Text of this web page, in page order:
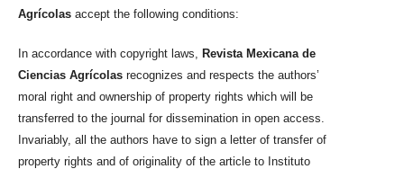
Agrícolas accept the following conditions:
In accordance with copyright laws,
Revista Mexicana de
Ciencias Agrícolas recognizes and respects the authors’
moral right and ownership of property rights which will be
transferred to the journal for dissemination in open access.
Invariably, all the authors have to sign a letter of transfer of
property rights and of originality of the article to Instituto